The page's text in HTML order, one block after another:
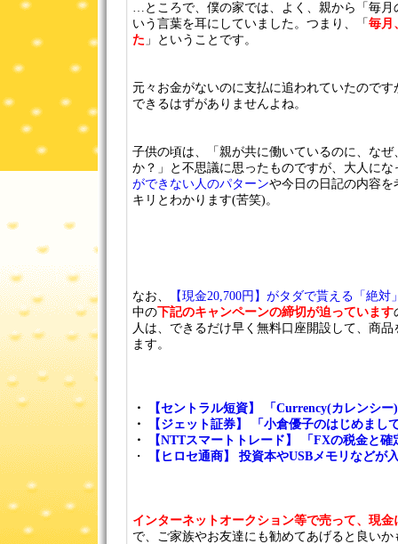
…ところで、僕の家では、よく、親から「毎
いう言葉を耳にしていました。つまり、「 毎月
た 」ということです。
元々お金がないのに支払に追われていたので
できるはずがありませんよね。
子供の頃は、「親が共に働いているのに、な
か？」と不思議に思ったものですが、大人にな
ができない人のパターンや今日の日記の内容
キリとわかります(苦笑)。
なお、
【現金20,700円】がタダで貰える「絶
中の下記のキャンペーンの締切が迫っています
人は、できるだけ早く無料口座開設して、商
ます。
・
【セントラル短資】 「Currency(カレンシー
・
【ジェット証券】 「小倉優子のはじめまし
・
【NTTスマートトレード】 「FXの税金と確
・
【ヒロセ通商】 投資本やUSBメモリなどが
インターネットオークション等で売って、現
で、ご家族やお友達にも勧めてあげると良いか